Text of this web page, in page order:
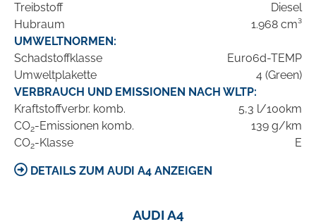
Treibstoff
Diesel
Hubraum
1.968 cm³
UMWELTNORMEN:
Schadstoffklasse
Euro6d-TEMP
Umweltplakette
4 (Green)
VERBRAUCH UND EMISSIONEN NACH WLTP:
Kraftstoffverbr. komb.
5,3 l/100km
CO2-Emissionen komb.
139 g/km
CO2-Klasse E
DETAILS ZUM AUDI A4 ANZEIGEN
AUDI A4